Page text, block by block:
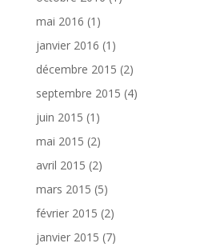
mai 2016 (1)
janvier 2016 (1)
décembre 2015 (2)
septembre 2015 (4)
juin 2015 (1)
mai 2015 (2)
avril 2015 (2)
mars 2015 (5)
février 2015 (2)
janvier 2015 (7)